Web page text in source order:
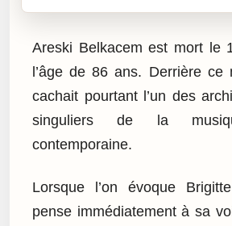
Areski Belkacem est mort le
l’âge de 86 ans. Derrière ce
cachait pourtant l’un des
singuliers de la
contemporaine.
Lorsque l’on évoque
pense immédiatement à sa